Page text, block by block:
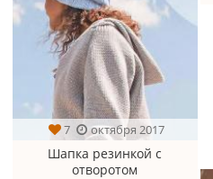
7 октября 2017
Шапка резинкой с
отворотом